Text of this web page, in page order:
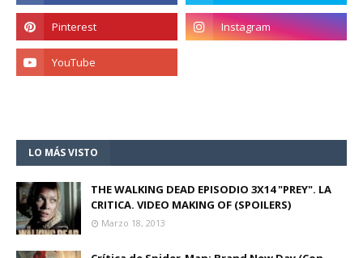
LO MÁS VISTO
THE WALKING DEAD EPISODIO 3X14 "PREY". LA
CRITICA. VIDEO MAKING OF (SPOILERS)
Marzo 18, 2013